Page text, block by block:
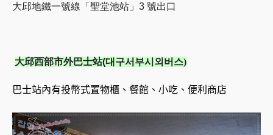
大邱地鐵一號線「聖堂池站」 3 號出口
大邱西部市外巴士站(대구서부시외버스)
巴士站內有投幣式置物櫃、餐館、小吃、便利商店